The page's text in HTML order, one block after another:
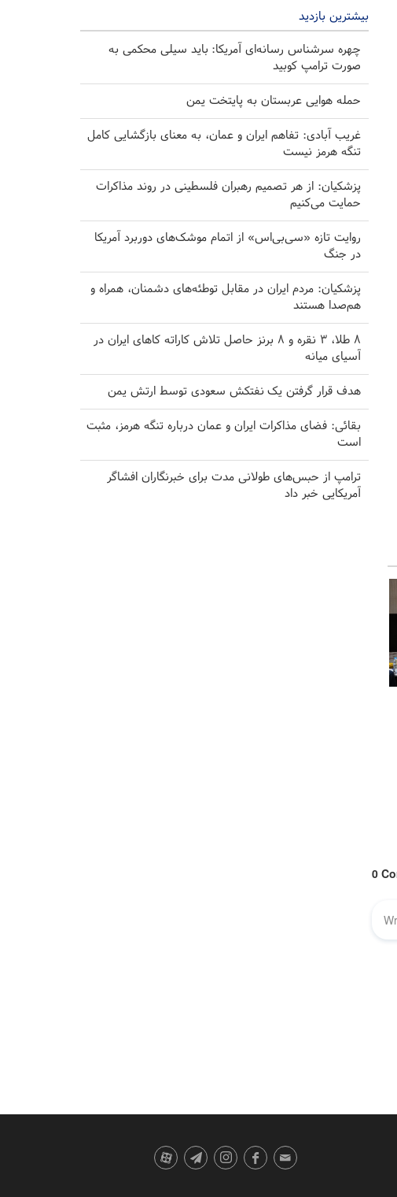
بیشترین بازدید
چهره سرشناس رسانه‌ای آمریکا: باید سیلی محکمی به
صورت ترامپ کوبید
حمله هوایی عربستان به پایتخت یمن
غریب آبادی: تفاهم ایران و عمان، به معنای بازگشایی کامل
تنگه هرمز نیست
پزشکیان: از هر تصمیم رهبران فلسطینی در روند مذاکرات
حمایت می‌کنیم
روایت تازه «سی‌بی‌اس» از اتمام موشک‌های دوربرد آمریکا
در جنگ
پزشکیان: مردم ایران در مقابل توطئه‌های دشمنان، همراه و
هم‌صدا هستند
۸ طلا، ۳ نقره و ۸ برنز حاصل تلاش کاراته کا‌های ایران در
آسیای میانه
هدف قرار گرفتن یک نفتکش سعودی توسط ارتش یمن
بقائی: فضای مذاکرات ایران و عمان درباره تنگه هرمز، مثبت
است
ترامپ از حبس‌های طولانی مدت برای خبرنگاران افشاگر
آمریکایی خبر داد